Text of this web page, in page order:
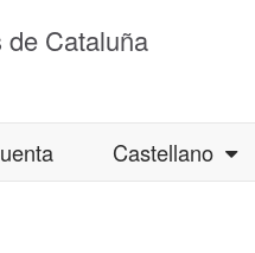
Cataluña
Castellano